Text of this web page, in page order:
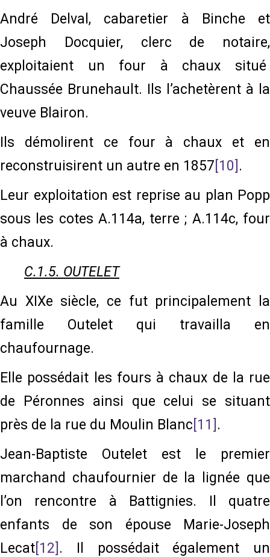
André Delval, cabaretier à Binche et
Joseph Docquier, clerc de notaire,
exploitaient un four à chaux situé
Chaussée Brunehault. Ils l’achetèrent à la
veuve Blairon.
Ils démolirent ce four à chaux et en
reconstruisirent un autre en 1857 [10] .
Leur exploitation est reprise au plan Popp
sous les cotes A.114a, terre ; A.114c, four
à chaux.
C.1.5. OUTELET
Au XIXe siècle, ce fut principalement la
famille Outelet qui travailla en
chaufournage.
Elle possédait les fours à chaux de la rue
de Péronnes ainsi que celui se situant
près de la rue du Moulin Blanc [11] .
Jean-Baptiste Outelet est le premier
marchand chaufournier de la lignée que
l’on rencontre à Battignies. Il quatre
enfants de son épouse Marie-Joseph
Lecat [12] . Il possédait également un